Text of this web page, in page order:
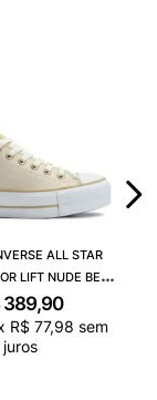
ALL STAR
LIFT NUDE BEGE
CT09830003
389,90
R$ 77,98 sem
juros